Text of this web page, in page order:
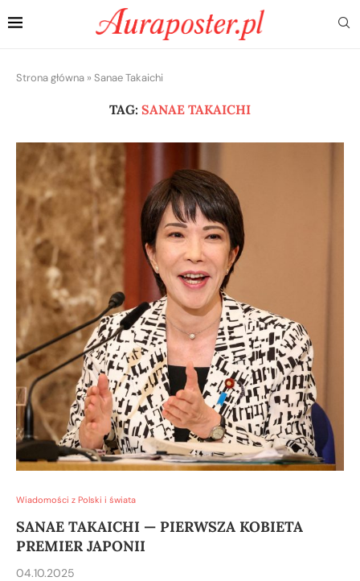
Strona główna » Sanae Takaichi
TAG: SANAE TAKAICHI
Wiadomości z Polski i świata
SANAE TAKAICHI — PIERWSZA KOBIETA
PREMIER JAPONII
04.10.2025